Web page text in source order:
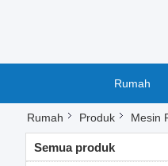
Rumah
Rumah Produk Mesin
Semua produk